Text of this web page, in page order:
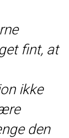
fint, at
ikke
den